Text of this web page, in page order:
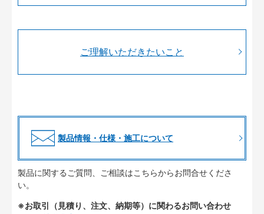
ご理解いただきたいこと
製品情報・仕様・施工について
製品に関するご質問、ご相談はこちらからお問合せくださ
い。
※お取引（見積り、注文、納期等）に関わるお問い合わせ